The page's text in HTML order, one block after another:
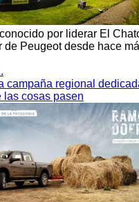
por liderar El
de Peugeot desde hace
campaña regional
las cosas pasen